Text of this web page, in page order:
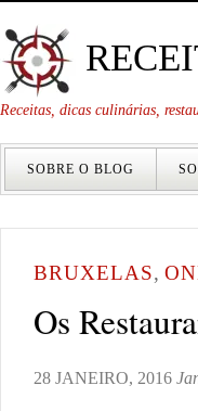
Receitas, dicas culinárias,
SOBRE O BLOG
BRUXELAS,
Os
28 JANEIRO, 2016